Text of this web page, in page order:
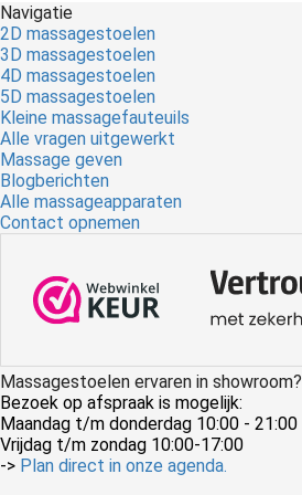
Navigatie
2D massagestoelen
3D massagestoelen
4D massagestoelen
5D massagestoelen
Kleine massagefauteuils
Alle vragen uitgewerkt
Massage geven
Blogberichten
Alle massageapparaten
Contact opnemen
Massagestoelen ervaren in showroom?
Bezoek op afspraak is mogelijk:
Maandag t/m donderdag 10:00 - 21:00
Vrijdag t/m zondag 10:00-17:00
-> Plan direct in onze agenda.